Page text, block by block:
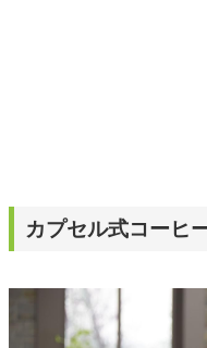
カプセル式コーヒ